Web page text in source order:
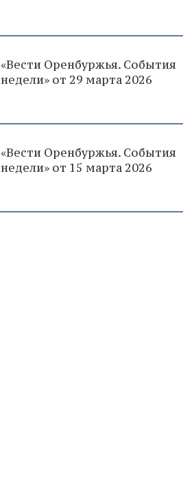
«Вести Оренбуржья. События
недели» от 29 марта 2026
«Вести Оренбуржья. События
недели» от 15 марта 2026